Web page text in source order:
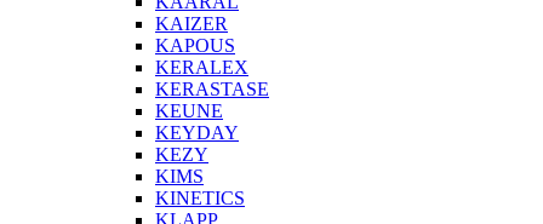
KAIZER
KAPOUS
KERALEX
KERASTASE
KEUNE
KEYDAY
KEZY
KIMS
KINETICS
KLAPP